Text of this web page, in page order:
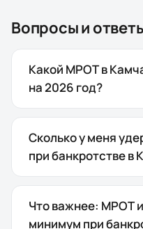
Вопросы и
Какой МРОТ в
на 2026 год?
Сколько у меня
при банкротстве в
Что важнее: МРОТ
минимум при